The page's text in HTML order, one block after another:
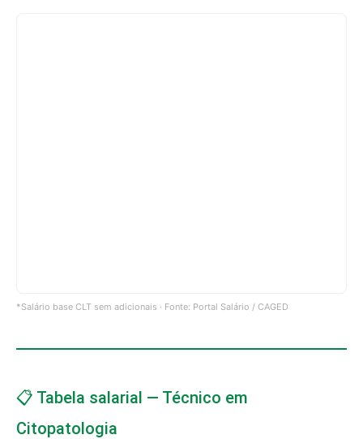
*Salário base CLT sem adicionais · Fonte: Portal Salário / CAGED
📋 Tabela salarial — Técnico em
Citopatologia